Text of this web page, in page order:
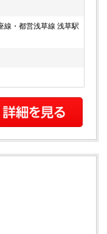
線・都営浅草線 浅草駅